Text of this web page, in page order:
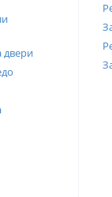
двери